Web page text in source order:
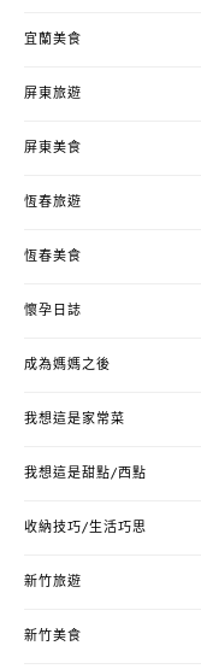
宜蘭美食
屏東旅遊
屏東美食
恆春旅遊
恆春美食
懷孕日誌
成為媽媽之後
我想這是家常菜
我想這是甜點/西點
收納技巧/生活巧思
新竹旅遊
新竹美食